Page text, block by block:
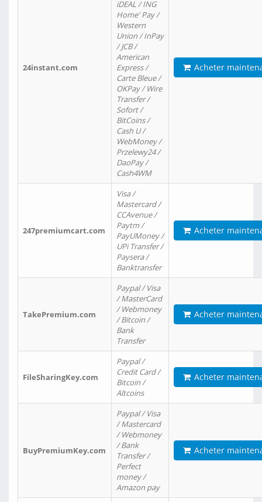
24instant.com
iDEAL / ING
Home' Pay /
Western
Union / InPay
/ JCB /
American
Express /
Carte Bleue /
OKPay / Wire
Transfer /
Sofort /
BitCoins /
Cash U /
WebMoney /
Przelewy24 /
DaoPay /
Cash4WM
Acheter
247premiumcart.com
Visa /
Mastercard /
CCAvenue /
Paytm /
PayUMoney /
UPi Transfer /
Paysera /
Banktransfer
Acheter
TakePremium.com
Paypal / Visa
/ MasterCard
/ Webmoney
/ Bitcoin /
Bank
Transfer
Acheter
FileSharingKey.com
Paypal /
Credit Card /
Bitcoin /
Altcoins
Acheter
BuyPremiumKey.com
Paypal / Visa
/ Mastercard
/ Webmoney
/ Bank
Transfer /
Perfect
money /
Amazon pay
Acheter